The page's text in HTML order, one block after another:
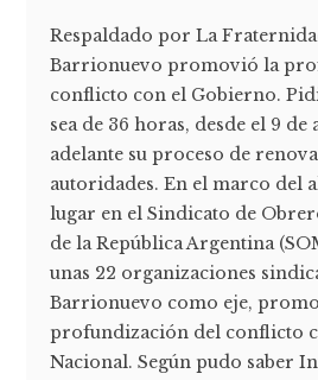
Respaldado por La
Barrionuevo promovió la
conflicto con el Gobierno.
sea de 36 horas, desde el 9
adelante su proceso de
autoridades. En el marco del
lugar en el Sindicato de
de la República Argentina
unas 22 organizaciones
Barrionuevo como eje,
profundización del conflicto
Nacional. Según pudo saber